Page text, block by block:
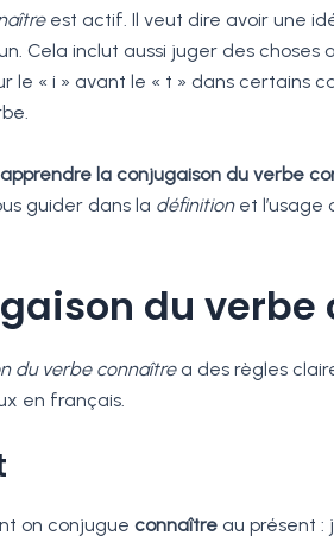
est actif. Il veut dire avoir une
Cela inclut aussi juger des
le « i » avant le « t » dans certains
apprendre la conjugaison du verbe
guider dans la définitionet l’usage
du
du verbe connaîtrea des règles
en français.
on conjugue connaître au présent :